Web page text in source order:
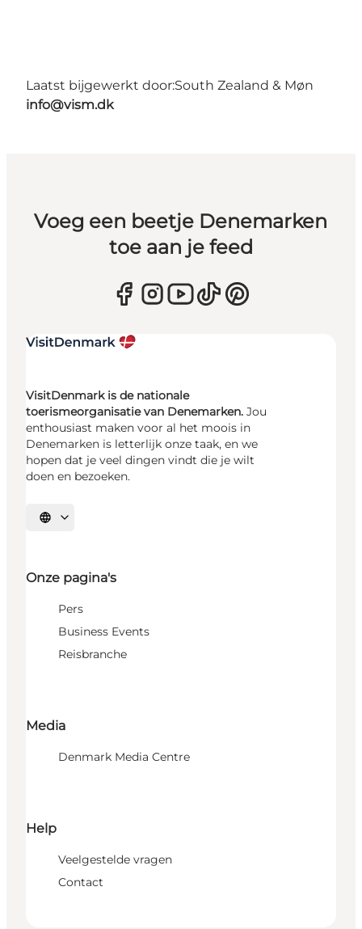
Laatst bijgewerkt door:South Zealand & Møn
info@vism.dk
Voeg een beetje Denemarken
toe aan je feed
VisitDenmark is de nationale
toerismeorganisatie van Denemarken. Jou
enthousiast maken voor al het moois in
Denemarken is letterlijk onze taak, en we
hopen dat je veel dingen vindt die je wilt
doen en bezoeken.
Selecteer taal
Onze pagina's
Pers
Business Events
Reisbranche
Media
Denmark Media Centre
Help
Veelgestelde vragen
Contact